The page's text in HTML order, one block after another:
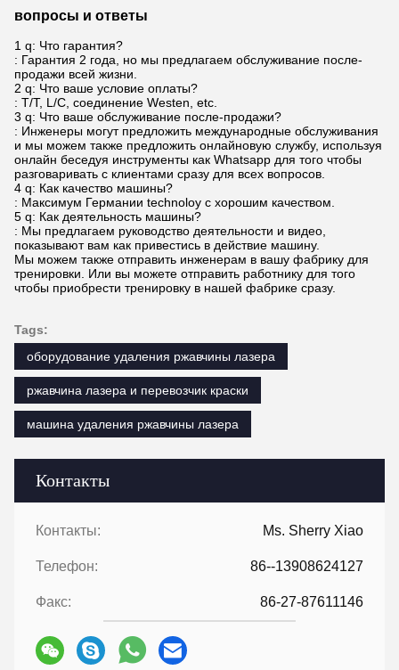
Контакты
Контакты: Ms. Sherry Xiao
Телефон: 86--13908624127
Факс: 86-27-87611146
вопросы и ответы
1 q: Что гарантия?
: Гарантия 2 года, но мы предлагаем обслуживание после-
продажи всей жизни.
2 q: Что ваше условие оплаты?
: T/T, L/C, соединение Westen, etc.
3 q: Что ваше обслуживание после-продажи?
: Инженеры могут предложить международные обслуживания
и мы можем также предложить онлайновую службу, используя
онлайн беседуя инструменты как Whatsapp для того чтобы
разговаривать с клиентами сразу для всех вопросов.
4 q: Как качество машины?
: Максимум Германии technoloy с хорошим качеством.
5 q: Как деятельность машины?
: Мы предлагаем руководство деятельности и видео,
показывают вам как привестись в действие машину.
Мы можем также отправить инженерам в вашу фабрику для
тренировки. Или вы можете отправить работнику для того
чтобы приобрести тренировку в нашей фабрике сразу.
Tags:
оборудование удаления ржавчины лазера
ржавчина лазера и перевозчик краски
машина удаления ржавчины лазера